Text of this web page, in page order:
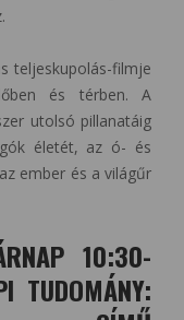
teljeskupolás-filmje
és térben. A
utolsó pillanatáig
életét, az ó- és
ember és a világűr
10:30-
TUDOMÁNY: